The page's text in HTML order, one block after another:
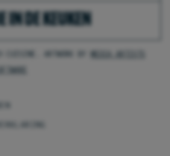
IN DE KEUKEN